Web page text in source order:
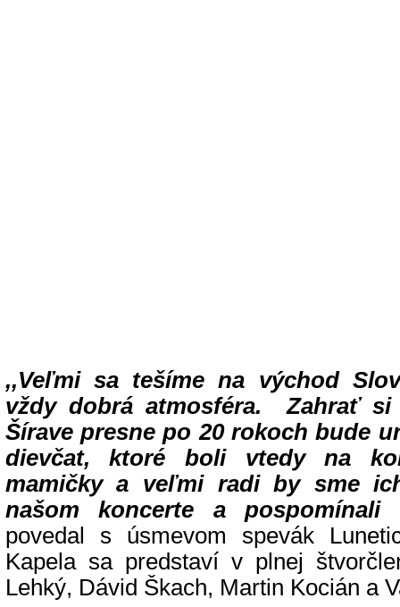
,,Veľmi sa tešíme na východ
vždy dobrá atmosféra. Zahrať si
Šírave presne po 20 rokoch bude
dievčat, ktoré boli vtedy na
mamičky a veľmi radi by sme
našom koncerte a pospomínali
povedal s úsmevom spevák
Kapela sa predstaví v plnej
Lehký, Dávid Škach, Martin Kocián a